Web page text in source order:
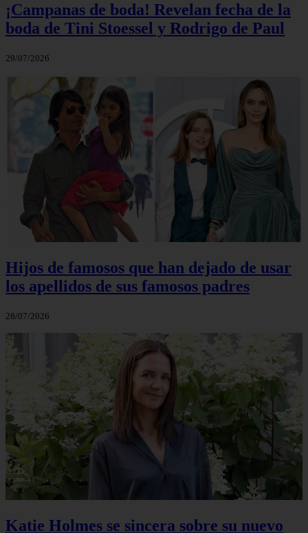
¡Campanas de boda! Revelan fecha de la
boda de Tini Stoessel y Rodrigo de Paul
29/07/2026
Hijos de famosos que han dejado de usar
los apellidos de sus famosos padres
28/07/2026
Katie Holmes se sincera sobre su nuevo